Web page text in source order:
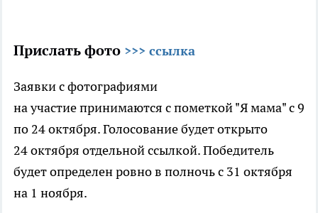
Прислать фото >>> ссылка
Заявки с фотографиями
на участие принимаются с пометкой "Я мама" с 9
по 24 октября. Голосование будет открыто
24 октября отдельной ссылкой. Победитель
будет определен ровно в полночь с 31 октября
на 1 ноября.